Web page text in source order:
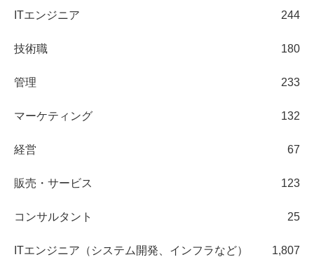
ITエンジニア 244
技術職 180
管理 233
マーケティング 132
経営 67
販売・サービス 123
コンサルタント 25
ITエンジニア（システム開発、インフラなど） 1,807